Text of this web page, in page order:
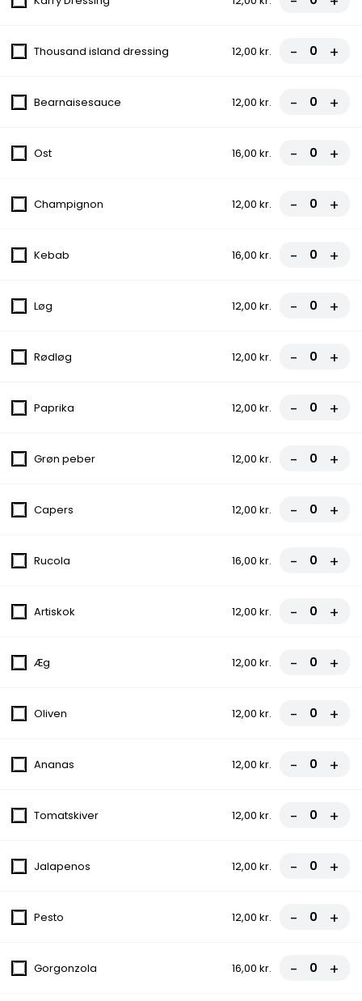
Tomatsauce, Ost
2. Palermo
fra
3. Vesuvio
fra 70,00 kr.
4. Pizza Kebab
fra 70,00 kr.
5. Hawaii
fra 70,00 kr.
6. Calzone
70,00 kr.
7. Juventus
fra 70,00 kr.
8. Pepperoni
fra 70,00 kr.
9. Capricciosa
fra
10. Oriental
Thousand island dressing 12,00 kr. - +
Bearnaisesauce 12,00 kr. - +
Ost 16,00 kr. - +
Champignon 12,00 kr. - +
Kebab 16,00 kr. - +
Løg 12,00 kr. - +
Rødløg 12,00 kr. - +
Paprika 12,00 kr. - +
Grøn peber 12,00 kr. - +
Capers 12,00 kr. - +
Rucola 16,00 kr. - +
Artiskok 12,00 kr. - +
Æg 12,00 kr. - +
Oliven 12,00 kr. - +
Ananas 12,00 kr. - +
Tomatskiver 12,00 kr. - +
Jalapenos 12,00 kr. - +
Pesto 12,00 kr. - +
Gorgonzola 16,00 kr. - +